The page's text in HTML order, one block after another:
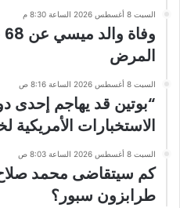
السبت 8 أغسطس 2026 الساعة 8:30 م
المرض
السبت 8 أغسطس 2026 الساعة 8:16 ص
“بوتين قد يهاجم إحدى
الاستخبارات
السبت 8 أغسطس 2026 الساعة 8:03 ص
كم سيتقاضى محمد
طرابزون سبور؟